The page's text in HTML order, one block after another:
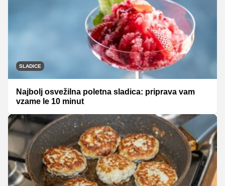
SLADICE
Najbolj osvežilna poletna sladica: priprava vam
vzame le 10 minut